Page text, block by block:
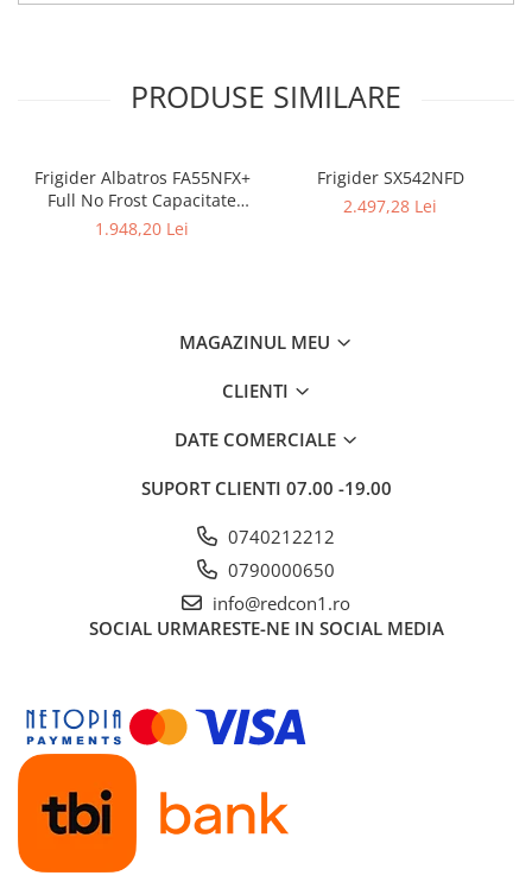
PRODUSE SIMILARE
Frigider Albatros FA55NFX+
Full No Frost Capacitate
totala neta 420L Functie
1.948,20 Lei
Frigider SX542NFD
2.497,28 Lei
MAGAZINUL MEU
CLIENTI
DATE COMERCIALE
SUPORT CLIENTI 07.00 -19.00
0740212212
0790000650
info@redcon1.ro
SOCIAL URMARESTE-NE IN SOCIAL MEDIA